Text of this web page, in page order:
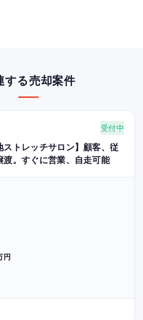
する売却案件
受付中
ストレッチサロン】顧客、従
渡。すぐに営業、自走可能
円